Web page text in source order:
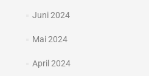
Juni 2024
Mai 2024
April 2024